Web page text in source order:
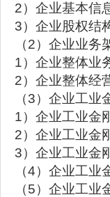
2）企业基本信
3）企业股权结
（2）企业业务
1）企业整体业
2）企业整体经
（3）企业工
1）企业工业金
2）企业工业金
3）企业工业金
（4）企业工
（5）企业工